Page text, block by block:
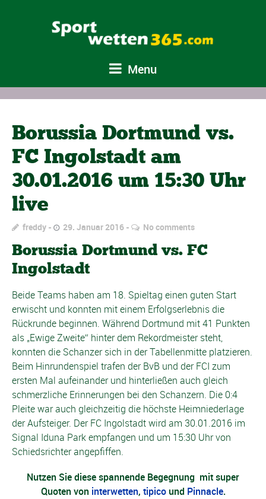
Menu
Borussia Dortmund vs.
FC Ingolstadt am
30.01.2016 um 15:30 Uhr
live
freddy 29. Januar 2016 No comments
Borussia Dortmund vs. FC
Ingolstadt
Beide Teams haben am 18. Spieltag einen guten Start
erwischt und konnten mit einem Erfolgserlebnis die
Rückrunde beginnen. Während Dortmund mit 41 Punkten
als „Ewige Zweite“ hinter dem Rekordmeister steht,
konnten die Schanzer sich in der Tabellenmitte platzieren.
Beim Hinrundenspiel trafen der BvB und der FCI zum
ersten Mal aufeinander und hinterließen auch gleich
schmerzliche Erinnerungen bei den Schanzern. Die 0:4
Pleite war auch gleichzeitig die höchste Heimniederlage
der Aufsteiger. Der FC Ingolstadt wird am 30.01.2016 im
Signal Iduna Park empfangen und um 15:30 Uhr von
Schiedsrichter angepfiffen.
Nutzen Sie diese spannende Begegnung mit super
Quoten von interwetten, tipicound Pinnacle.